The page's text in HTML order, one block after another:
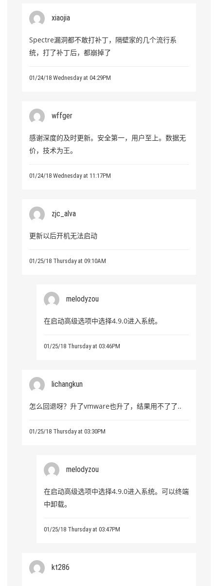
xiaojia
Spectre漏洞都不敢打补丁，隔壁家的几个流行系
统，打了补丁后，都崩掉了
01/24/18 Wednesday at 04:29PM
wffger
感谢深度的及时更新。安全第一，用户至上。数据无
价，技术为王。
01/24/18 Wednesday at 11:17PM
zjc_alva
更新以后开机无法启动
01/25/18 Thursday at 09:10AM
melodyzou
在启动高级选项中选择4.9.0进入系统。
01/25/18 Thursday at 03:46PM
lichangkun
怎么回退呀？升了vmware也升了，结果用不了了..
01/25/18 Thursday at 03:30PM
melodyzou
在启动高级选项中选择4.9.0进入系统。可以终端
中卸载。
01/25/18 Thursday at 03:47PM
kt286